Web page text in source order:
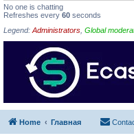
No one is chatting
Refreshes every 60 seconds
Legend: Administrators Global
Home Главная